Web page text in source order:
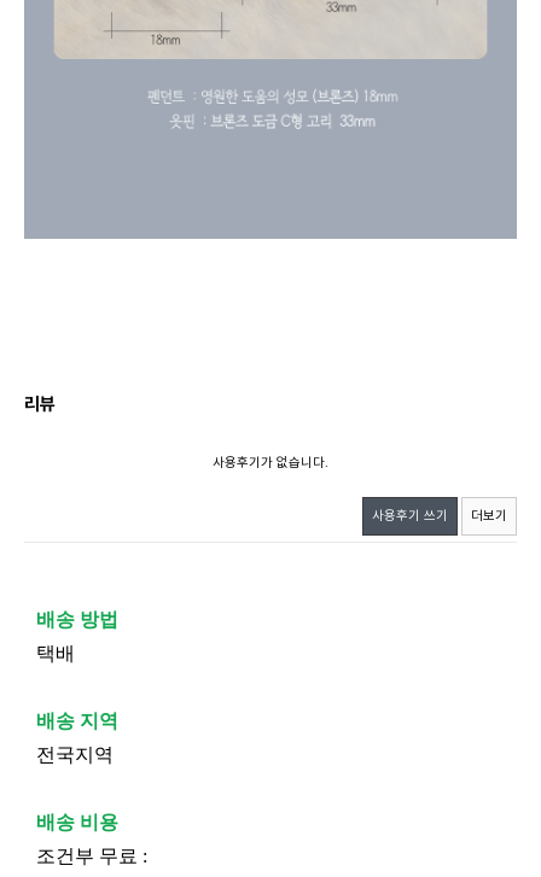
리뷰
사용후기가 없습니다.
사용후기 쓰기 더보기
배송 방법
택배
배송 지역
전국지역
배송 비용
조건부 무료 :